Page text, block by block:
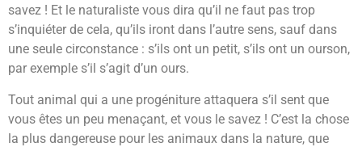
savez ! Et le naturaliste vous dira qu’il ne faut pas trop
s’inquiéter de cela, qu’ils iront dans l’autre sens, sauf dans
une seule circonstance : s’ils ont un petit, s’ils ont un ourson,
par exemple s’il s’agit d’un ours.
Tout animal qui a une progéniture attaquera s’il sent que
vous êtes un peu menaçant, et vous le savez ! C’est la chose
la plus dangereuse pour les animaux dans la nature, que